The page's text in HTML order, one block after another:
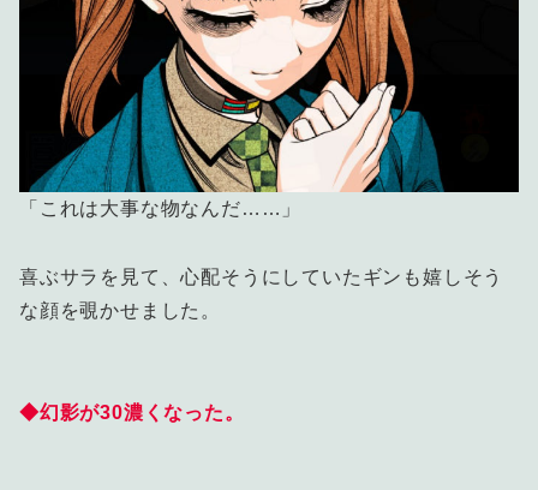
「これは大事な物なんだ……」
喜ぶサラを見て、心配そうにしていたギンも嬉しそう
な顔を覗かせました。
◆幻影が30濃くなった。